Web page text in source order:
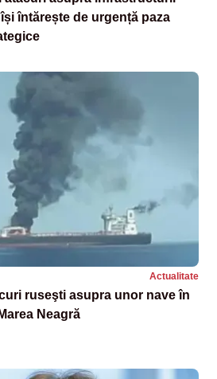
întărește de urgență paza
Actualitate
ruseşti asupra unor nave în
Neagră